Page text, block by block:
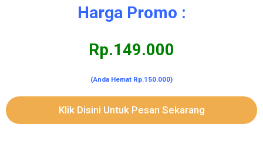
Harga Promo :
Rp.149.000
(Anda Hemat Rp.150.000)
Klik Disini Untuk Pesan Sekarang